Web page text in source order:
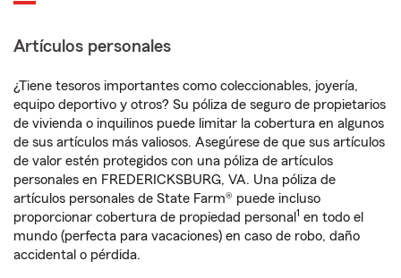
Artículos personales
¿Tiene tesoros importantes como coleccionables, joyería,
equipo deportivo y otros? Su póliza de seguro de propietarios
de vivienda o inquilinos puede limitar la cobertura en algunos
de sus artículos más valiosos. Asegúrese de que sus artículos
de valor estén protegidos con una póliza de artículos
personales en FREDERICKSBURG, VA. Una póliza de
artículos personales de State Farm® puede incluso
proporcionar cobertura de propiedad personal 1 en todo el
mundo (perfecta para vacaciones) en caso de robo, daño
accidental o pérdida.